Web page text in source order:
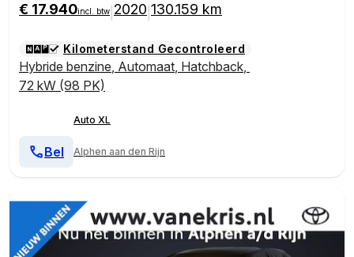
€ 17.940incl. btw 2020 130.159 km
Kilometerstand Gecontroleerd
Hybride benzine, Automaat, Hatchback,
72 kW (98 PK)
Auto XL
Alphen aan den Rijn
Bel